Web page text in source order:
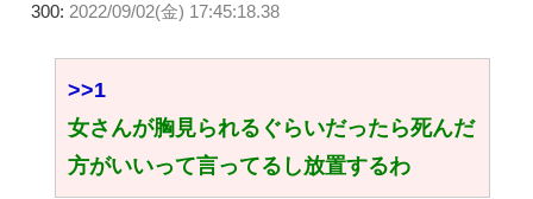
300: 2022/09/02(金) 17:45:18.38
>>1
女さんが胸見られるぐらいだったら死んだ
方がいいって言ってるし放置するわ